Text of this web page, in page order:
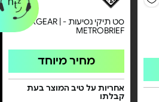
סט תיקי נסיעות - TREKGEAR |
METROBRIEF
מחיר מיוחד
אחריות על טיב המוצר בעת
קבלתו